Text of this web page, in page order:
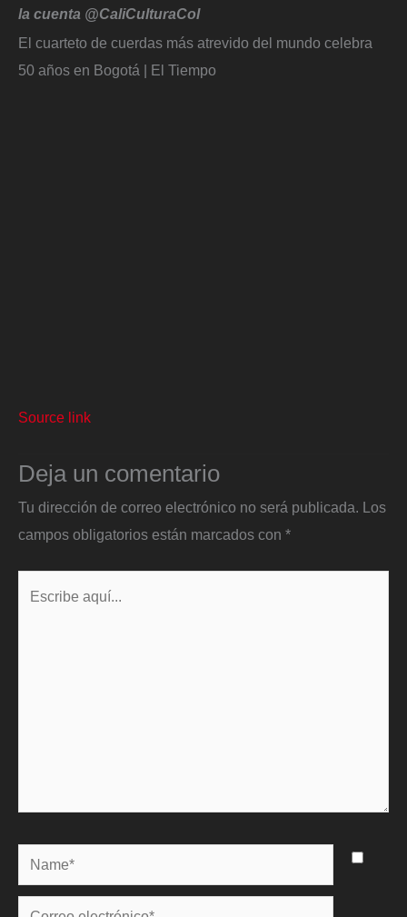
la cuenta @CaliCulturaCol
El cuarteto de cuerdas más atrevido del mundo celebra
50 años en Bogotá | El Tiempo
Source link
Deja un comentario
Tu dirección de correo electrónico no será publicada. Los
campos obligatorios están marcados con *
Name*
Correo